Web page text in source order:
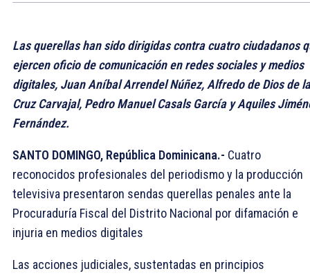
Las querellas han sido dirigidas contra cuatro ciudadanos
ejercen oficio de comunicación en redes sociales y medios
digitales, Juan Aníbal Arrendel Núñez, Alfredo de Dios de la
Cruz Carvajal, Pedro Manuel Casals García y Aquiles
Fernández.
SANTO DOMINGO, República Dominicana.- Cuatro
reconocidos profesionales del periodismo y la producción
televisiva presentaron sendas querellas penales ante la
Procuraduría Fiscal del Distrito Nacional por difamación e
injuria en medios digitales
Las acciones judiciales, sustentadas en principios